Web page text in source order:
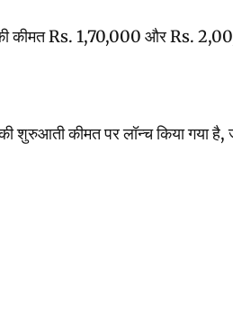
1,70,000 और Rs.
कीमत पर लॉन्च किया गया